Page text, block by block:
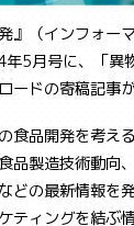
』（インフォー
5月号に、「異
ードの寄稿記事
食品開発を考え
品製造技術動向
どの最新情報を
ティングを結ぶ情